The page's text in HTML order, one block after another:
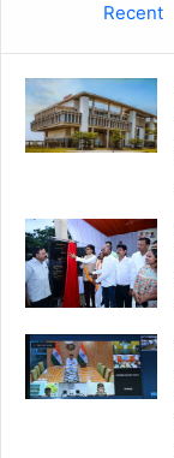
Recent